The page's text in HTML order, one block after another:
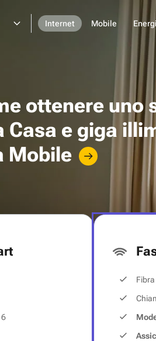
Internet Mobile
ottenere uno
Casa e giga
Mobile
6